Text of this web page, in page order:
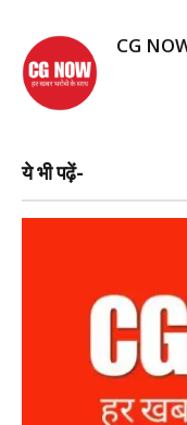
CG
ये भी पढ़ें-